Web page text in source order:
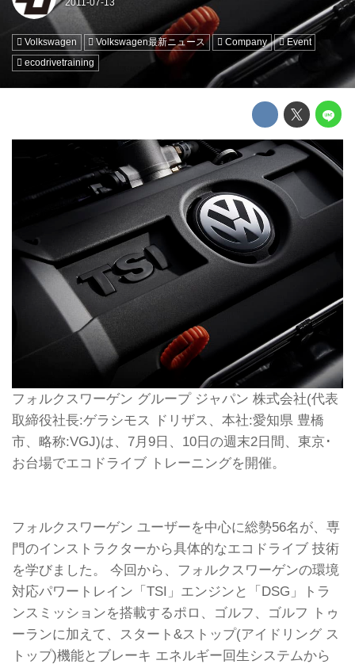
Volkswagen Volkswagen最新ニュース Company
Event
ecodrivetraining
フォルクスワーゲン グループ ジャパン 株式会社(代表
取締役社長:ゲラシモス ドリザス、本社:愛知県 豊橋
市、略称:VGJ)は、7月9日、10日の週末2日間、東京･
お台場でエコドライブ トレーニングを開催。
フォルクスワーゲン ユーザーを中心に総勢56名が、専
門のインストラクターから具体的なエコドライブ 技術
を学びました。 今回から、フォルクスワーゲンの環境
対応パワートレイン「TSI」エンジンと「DSG」トラ
ンスミッションを搭載するポロ、ゴルフ、ゴルフ トゥ
ーランに加えて、スタート&ストップ(アイドリング ス
トップ)機能とブレーキ エネルギー回生システムから